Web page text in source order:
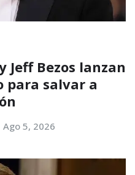
Jeff Bezos lanzan
para salvar a
Ago 5, 2026